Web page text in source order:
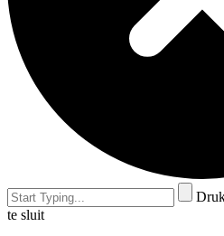
te sluit